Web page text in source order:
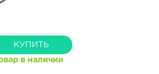
КУПИТЬ
в наличии